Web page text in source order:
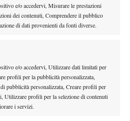
e/o accedervi, Misurare le prestazioni
dei contenuti, Comprendere il pubblico
di dati provenienti da fonti diverse.
e/o accedervi, Utilizzare dati limitati per
profili per la pubblicità personalizzata,
pubblicità personalizzata, Creare profili per
Utilizzare profili per la selezione di contenuti
i servizi.
Slam.Taylor Fritzè uno dei
una finale giocata allo US Open nel
Lorenzo Musetti
Garros 2025) e, se non fosse per gli
visto in altrettante occasioni
mano di “Muso” nelle fasi concitate